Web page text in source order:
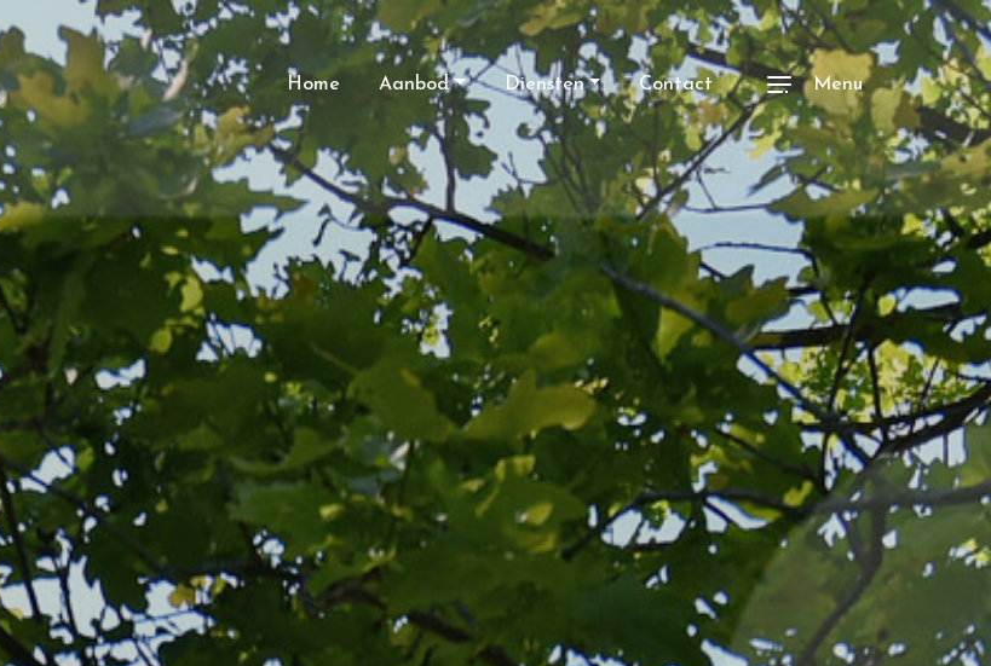
Home Aanbod Diensten Contact Menu